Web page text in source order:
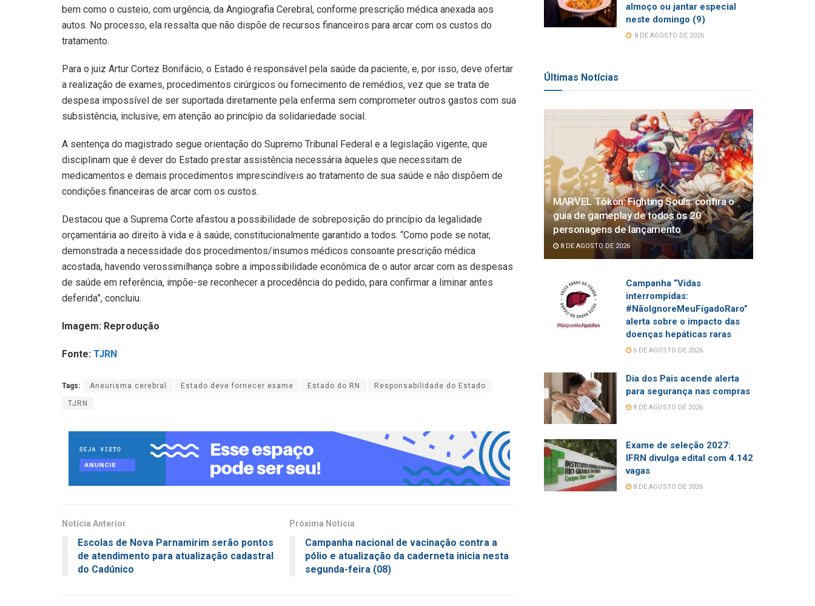
bem como o custeio, com urgência, da Angiografia Cerebral, conforme prescrição médica anexada aos
autos. No processo, ela ressalta que não dispõe de recursos financeiros para arcar com os custos do
tratamento.
Para o juiz Artur Cortez Bonifácio, o Estado é responsável pela saúde da paciente, e, por isso, deve ofertar
a realização de exames, procedimentos cirúrgicos ou fornecimento de remédios, vez que se trata de
despesa impossível de ser suportada diretamente pela enferma sem comprometer outros gastos com sua
subsistência, inclusive, em atenção ao princípio da solidariedade social.
A sentença do magistrado segue orientação do Supremo Tribunal Federal e a legislação vigente, que
disciplinam que é dever do Estado prestar assistência necessária àqueles que necessitam de
medicamentos e demais procedimentos imprescindíveis ao tratamento de sua saúde e não dispõem de
condições financeiras de arcar com os custos.
Destacou que a Suprema Corte afastou a possibilidade de sobreposição do princípio da legalidade
orçamentária ao direito à vida e à saúde, constitucionalmente garantido a todos. “Como pode se notar,
demonstrada a necessidade dos procedimentos/insumos médicos consoante prescrição médica
acostada, havendo verossimilhança sobre a impossibilidade econômica de o autor arcar com as despesas
de saúde em referência, impõe-se reconhecer a procedência do pedido, para confirmar a liminar antes
deferida”, concluiu.
Imagem: Reprodução
Fonte: TJRN
Tags: Aneurisma cerebral Estado deve fornecer exame Estado do RN Responsabilidade do Estado
TJRN
Notícia Anterior
Escolas de Nova Parnamirim serão pontos
de atendimento para atualização cadastral
do Cadúnico
Próxima Notícia
Campanha nacional de vacinação contra a
pólio e atualização da caderneta inicia nesta
segunda-feira (08)
almoço ou jantar especial
neste domingo (9)
8 DE AGOSTO DE 2026
Últimas Notícias
MARVEL Tōkon: Fighting Souls: confira o
guia de gameplay de todos os 20
personagens de lançamento
8 DE AGOSTO DE 2026
Campanha “Vidas
interrompidas:
#NãoIgnoreMeuFígadoRaro”
alerta sobre o impacto das
doenças hepáticas raras
6 DE AGOSTO DE 2026
Dia dos Pais acende alerta
para segurança nas compras
8 DE AGOSTO DE 2026
Exame de seleção 2027:
IFRN divulga edital com 4.142
vagas
8 DE AGOSTO DE 2026